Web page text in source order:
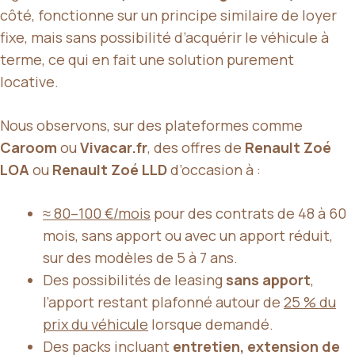
côté, fonctionne sur un principe similaire de loyer
fixe, mais sans possibilité d’acquérir le véhicule à
terme, ce qui en fait une solution purement
locative.
Nous observons, sur des plateformes comme
Caroom ou Vivacar.fr, des offres de Renault Zoé
LOA ou Renault Zoé LLDd’occasion à :
≈ 80–100 €/mois pour des contrats de 48 à 60
mois, sans apport ou avec un apport réduit,
sur des modèles de 5 à 7 ans.
Des possibilités de leasing sans apport,
l’apport restant plafonné autour de 25 % du
prix du véhicule lorsque demandé.
Des packs incluant entretien, extension de